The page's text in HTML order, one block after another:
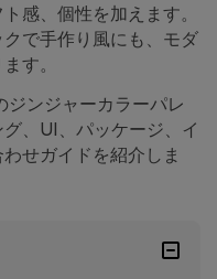
感、個性を加えます。
で手作り風にも、モダ
す。
ジンジャーカラーパレ
、UI、パッケージ、イ
せガイドを紹介しま